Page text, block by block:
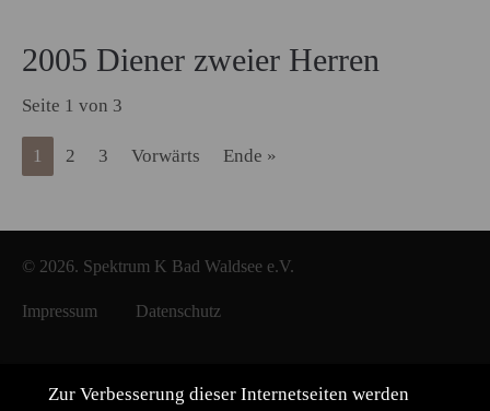
2005 Diener zweier Herren
Seite 1 von 3
1 2 3 Vorwärts Ende »
© 2026. Spektrum K Bad Waldsee e.V.
Impressum Datenschutz
Zur Verbesserung dieser Internetseiten werden